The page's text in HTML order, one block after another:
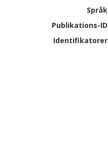
Språk
Publikations-ID
Identifikatorer